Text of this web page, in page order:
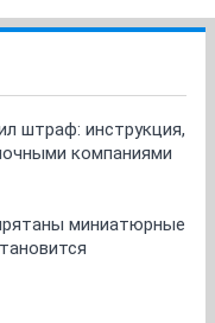
штраф: инструкция,
компаниями
миниатюрные